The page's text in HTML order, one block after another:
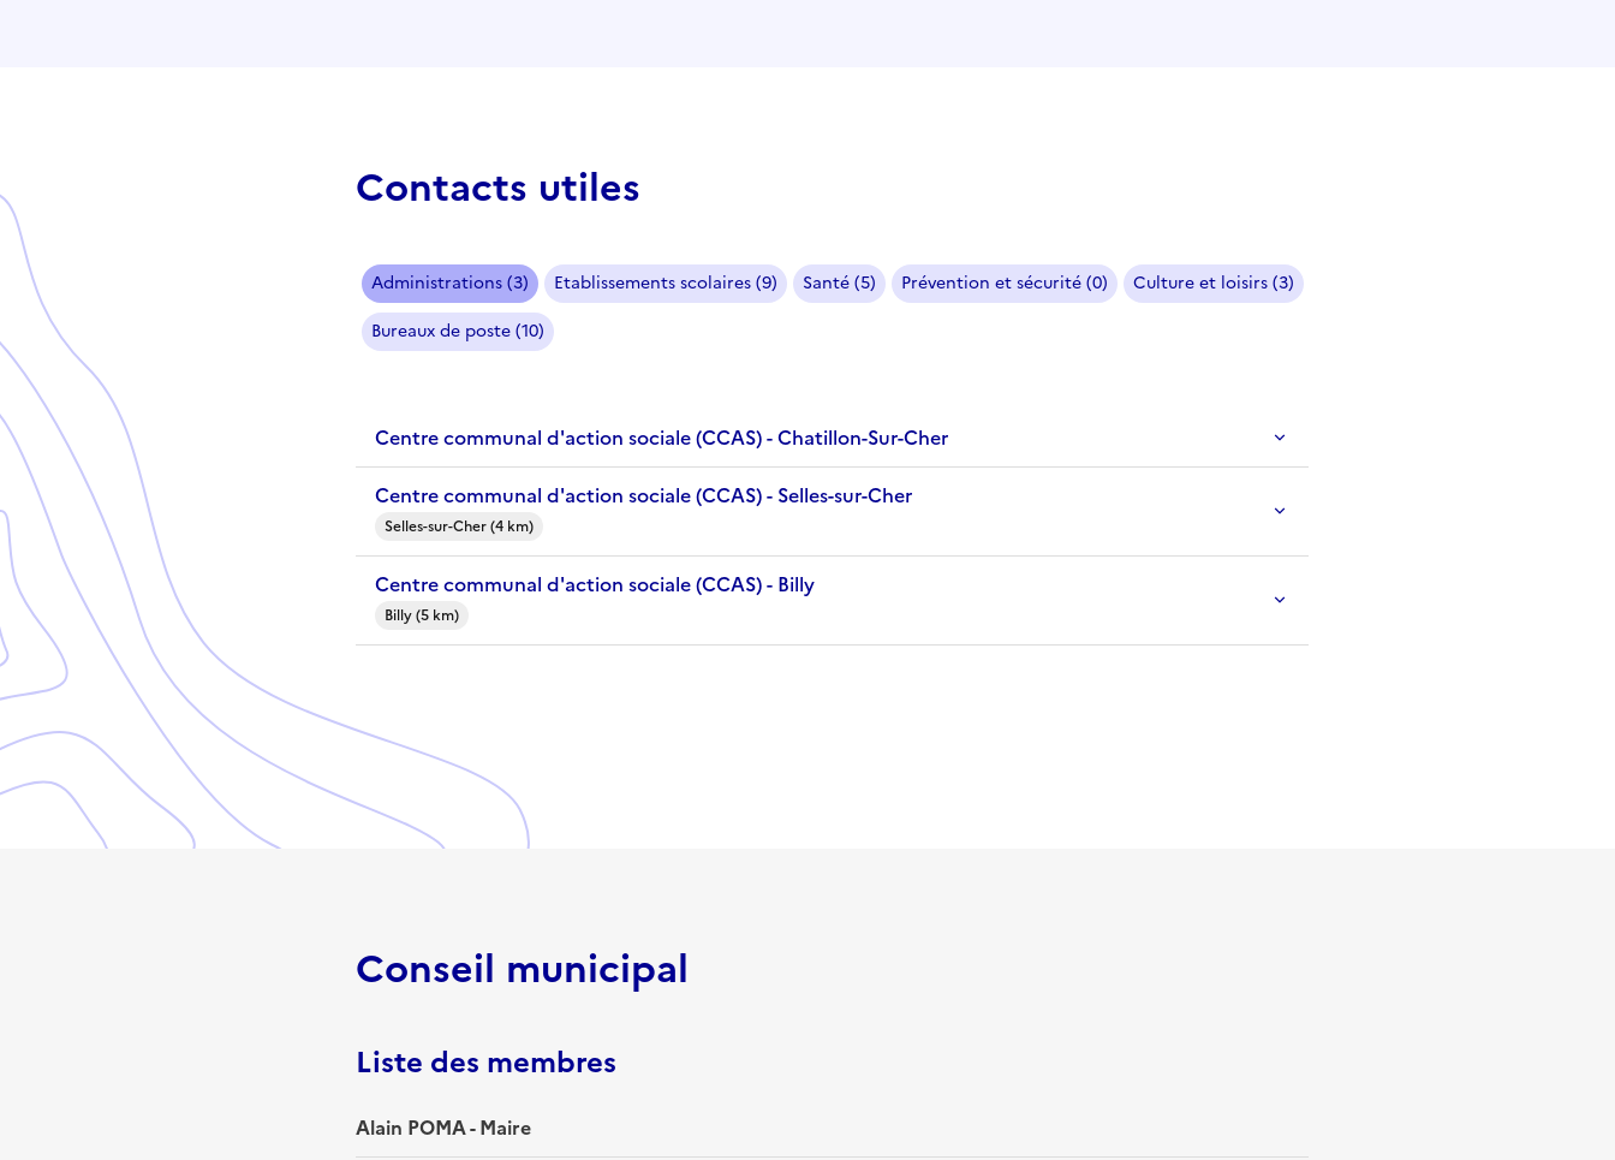
Contacts utiles
Administrations (3) Etablissements scolaires (9) Santé (5) Prévention et sécurité (0)
Culture et loisirs (3)
Bureaux de poste (10)
Centre communal d'action sociale (CCAS) - Chatillon-Sur-Cher
Centre communal d'action sociale (CCAS) - Selles-sur-Cher
Selles-sur-Cher (4 km)
Centre communal d'action sociale (CCAS) - Billy
Billy (5 km)
Conseil municipal
Liste des membres
Alain POMA - Maire